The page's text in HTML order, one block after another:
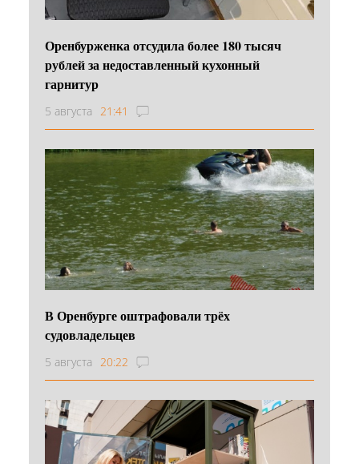
Оренбурженка отсудила более 180 тысяч
рублей за недоставленный кухонный
гарнитур
5 августа 21:41
В Оренбурге оштрафовали трёх
судовладельцев
5 августа 20:22